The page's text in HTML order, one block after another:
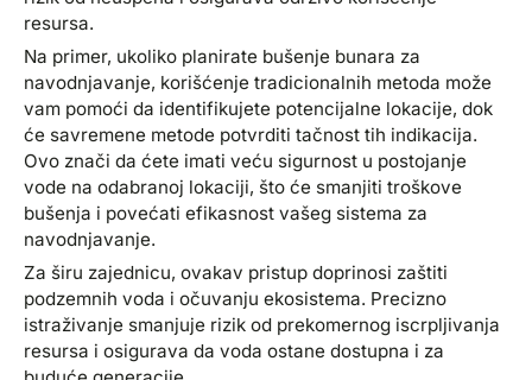
resursa.
Na primer, ukoliko planirate bušenje bunara za
navodnjavanje, korišćenje tradicionalnih metoda može
vam pomoći da identifikujete potencijalne lokacije, dok
će savremene metode potvrditi tačnost tih indikacija.
Ovo znači da ćete imati veću sigurnost u postojanje
vode na odabranoj lokaciji, što će smanjiti troškove
bušenja i povećati efikasnost vašeg sistema za
navodnjavanje.
Za širu zajednicu, ovakav pristup doprinosi zaštiti
podzemnih voda i očuvanju ekosistema. Precizno
istraživanje smanjuje rizik od prekomernog iscrpljivanja
resursa i osigurava da voda ostane dostupna i za